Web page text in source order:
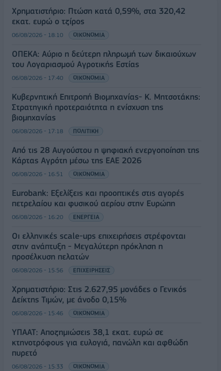
Χρηματιστήριο: Πτώση κατά 0,59%, στα 320,42
εκατ. ευρώ ο τζίρος
06/08/2026 - 18:10 ΟΙΚΟΝΟΜΙΑ
ΟΠΕΚΑ: Αύριο η δεύτερη πληρωμή των δικαιούχων
του Λογαριασμού Αγροτικής Εστίας
06/08/2026 - 17:40 ΟΙΚΟΝΟΜΙΑ
Κυβερνητική Επιτροπή Βιομηχανίας- Κ. Μητσοτάκης:
Στρατηγική προτεραιότητα η ενίσχυση της
βιομηχανίας
06/08/2026 - 17:18 ΠΟΛΙΤΙΚΗ
Από τις 28 Αυγούστου η ψηφιακή ενεργοποίηση της
Κάρτας Αγρότη μέσω της ΕΑΕ 2026
06/08/2026 - 16:51 ΟΙΚΟΝΟΜΙΑ
Eurobank: Εξελίξεις και προοπτικές στις αγορές
πετρελαίου και φυσικού αερίου στην Ευρώπη
06/08/2026 - 16:20 ΕΝΕΡΓΕΙΑ
Οι ελληνικές scale-ups επιχειρήσεις στρέφονται
στην ανάπτυξη - Μεγαλύτερη πρόκληση η
προσέλκυση πελατών
06/08/2026 - 15:56 ΕΠΙΧΕΙΡΗΣΕΙΣ
Χρηματιστήριο: Στις 2.627,95 μονάδες ο Γενικός
Δείκτης Τιμών, με άνοδο 0,15%
06/08/2026 - 15:46 ΟΙΚΟΝΟΜΙΑ
ΥΠΑΑΤ: Αποζημιώσεις 38,1 εκατ. ευρώ σε
κτηνοτρόφους για ευλογιά, πανώλη και αφθώδη
πυρετό
06/08/2026 - 15:33 ΟΙΚΟΝΟΜΙΑ